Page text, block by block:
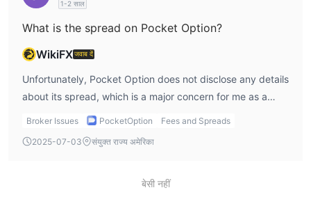
minimum deposit requirement of just $1, it's easy to get
started. However, the unregulated status does leave me
concerned about potential risks.
1-2 साल
What is the spread on Pocket Option?
WikiFXजवाब दें
Unfortunately, Pocket Option does not disclose any details
about its spread, which is a major concern for me as a
trader. The spread is a key component of trading costs,
understand how much I would be paying to trade certain
pocket option trading conditions, makes it challenging to
Broker Issues PocketOption
Fees and Spreads
2025-07-03
संयुक्त राज्य अमेरिका
बेसी नहीं